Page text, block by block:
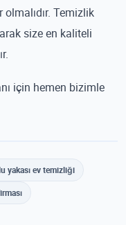
Temizlik
size en kaliteli
için hemen bizimle
yakası ev temizliği